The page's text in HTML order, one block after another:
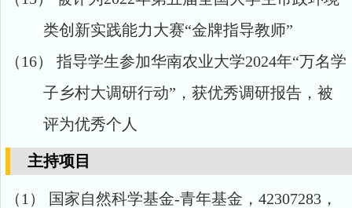
类创新实践能力大赛“金牌指导教师”
（16） 指导学生参加华南农业大学2024年“万名学
子乡村大调研行动”，获优秀调研报告，被
评为优秀个人
主持项目
（1） 国家自然科学基金-青年基金， 42307283 ，